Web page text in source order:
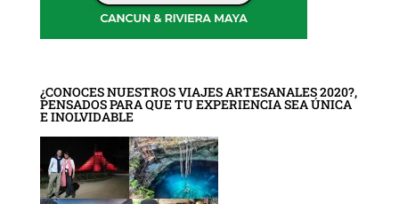
¿CONOCES NUESTROS VIAJES ARTESANALES 2020?,
PENSADOS PARA QUE TU EXPERIENCIA SEA ÚNICA
E INOLVIDABLE